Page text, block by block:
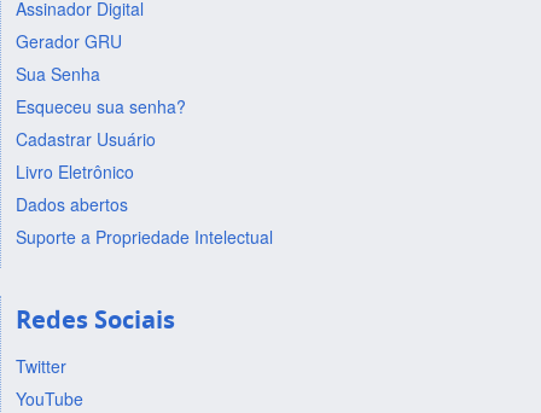
Assinador Digital
Gerador GRU
Sua Senha
Esqueceu sua senha?
Cadastrar Usuário
Livro Eletrônico
Dados abertos
Suporte a Propriedade Intelectual
Redes Sociais
Twitter
YouTube